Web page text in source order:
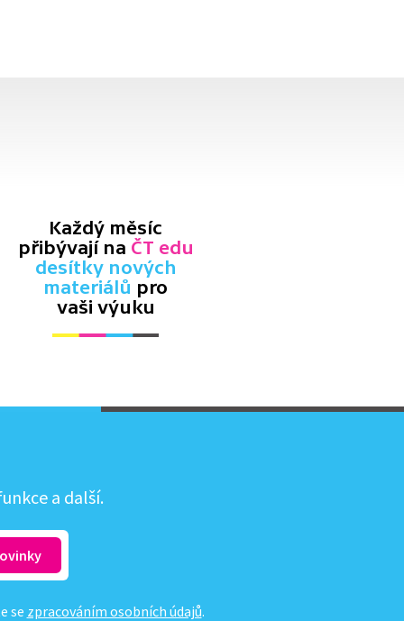
Každý měsíc
přibývají na ČT edu
desítky nových
materiálů pro
vaši výuku
a další.
se zpracováním osobních údajů.